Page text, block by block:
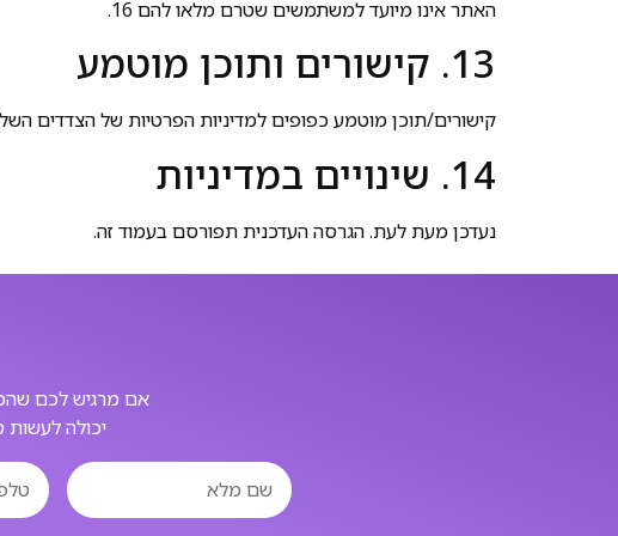
האתר אינו מיועד למשתמשים שטרם מלאו להם 16.
13. קישורים ותוכן מוטמע
קישורים/תוכן מוטמע כפופים למדיניות הפרטיות של הצדדים
14. שינויים במדיניות
נעדכן מעת לעת. הגרסה העדכנית תפורסם בעמוד זה.
אם מרגיש לכם
יכולה לעשות